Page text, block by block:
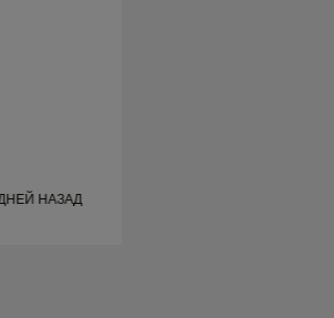
ДНЕЙ НАЗАД